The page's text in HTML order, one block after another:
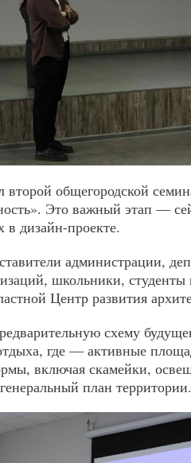
общегородской
Это важный этап —
в дизайн-проекте.
администрации,
школьники,
Центр развития
схему
где — активные
включая скамейки,
план территории.